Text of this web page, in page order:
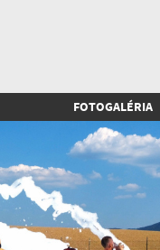
FOTOGALÉRIA